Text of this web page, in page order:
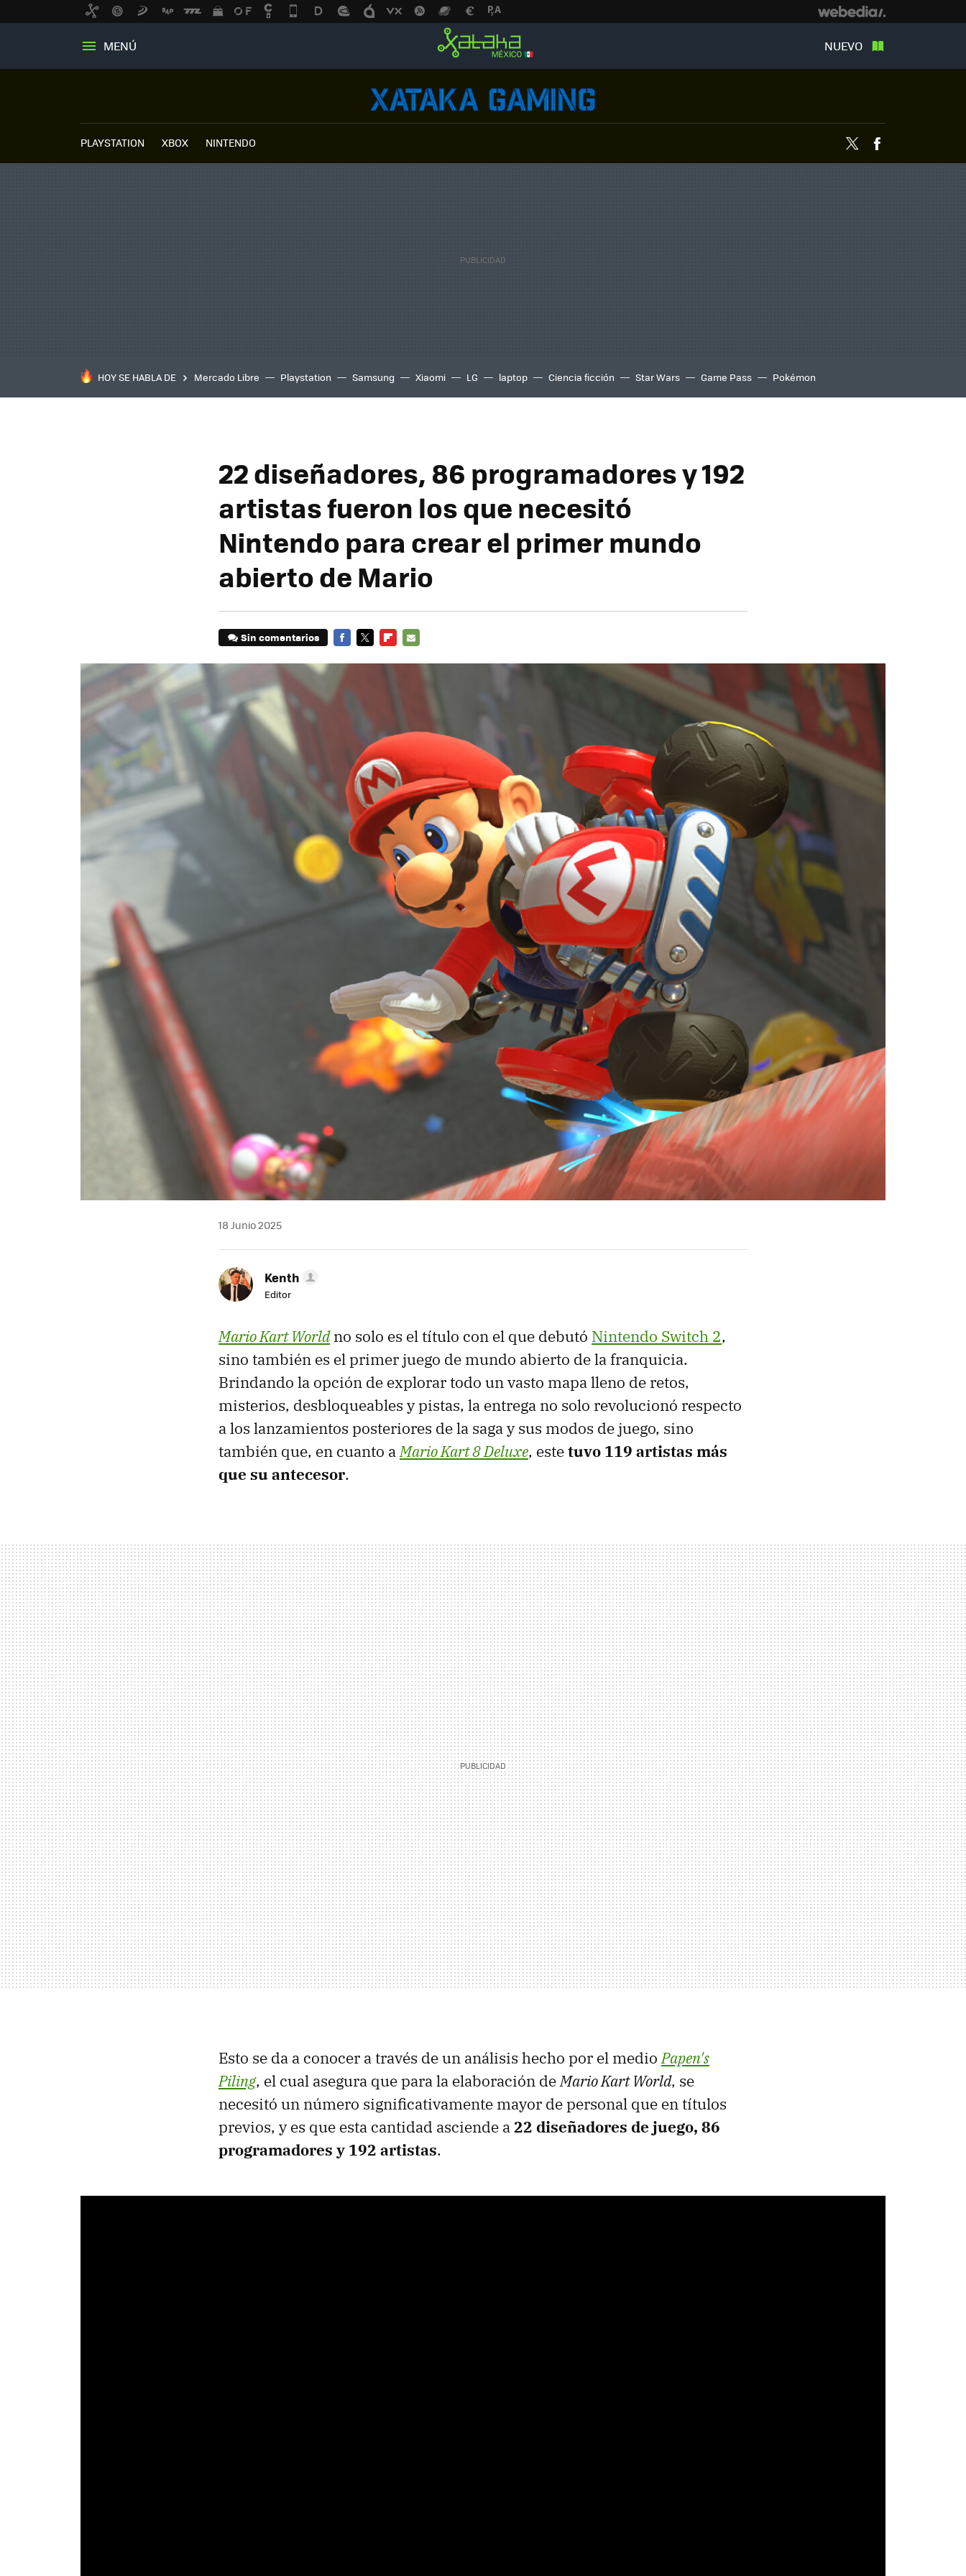
MENÚ NUEVO
PLAYSTATION XBOX NINTENDO Twitter
HOY SE HABLA DE Mercado Libre Playstation Samsung Xiaomi LG laptop Ciencia ficción Star Wars Game Pass Pokémon
22 diseñadores, 86 programadores y 192
artistas fueron los que necesitó
Nintendo para crear el primer mundo
abierto de Mario
Sin comentarios
18 Junio 2025
Kenth
Editor
Mario Kart Worldno solo es el título con el que debutó Nintendo Switch 2,
sino también es el primer juego de mundo abierto de la franquicia.
Brindando la opción de explorar todo un vasto mapa lleno de retos,
misterios, desbloqueables y pistas, la entrega no solo revolucionó respecto
a los lanzamientos posteriores de la saga y sus modos de juego, sino
también que, en cuanto aMario Kart 8 Deluxe, estetuvo 119 artistas más
que su antecesor.
Esto se da a conocer a través de un análisis hecho por el medioPapen's
Piling, el cual asegura que para la elaboración deMario Kart World, se
necesitó un número significativamente mayor de personal que en títulos
previos, y es que esta cantidad asciende a22 diseñadores de juego, 86
programadores y 192 artistas.